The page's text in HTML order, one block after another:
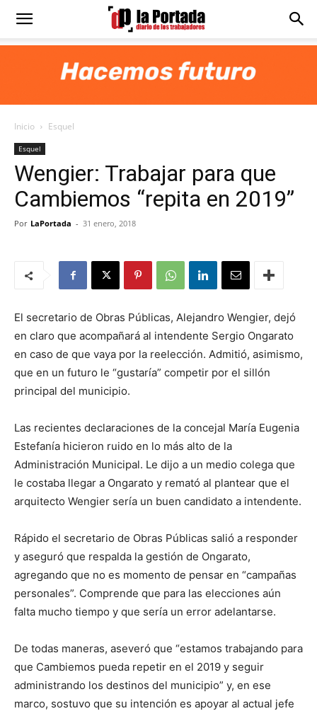
Diario
Portada
Inicio Esquel
Esquel
Wengier: Trabajar para que
Cambiemos “repita en 2019”
Por LaPortada - 31 enero, 2018
El secretario de Obras Públicas, Alejandro Wengier, dejó
en claro que acompañará al intendente Sergio Ongarato
en caso de que vaya por la reelección. Admitió, asimismo,
que en un futuro le “gustaría” competir por el sillón
principal del municipio.
Las recientes declaraciones de la concejal María Eugenia
Estefanía hicieron ruido en lo más alto de la
Administración Municipal. Le dijo a un medio colega que
le costaba llegar a Ongarato y remató al plantear que el
arquitecto Wengier sería un buen candidato a intendente.
Rápido el secretario de Obras Públicas salió a responder
y aseguró que respalda la gestión de Ongarato,
agregando que no es momento de pensar en “campañas
personales”. Comprende que para las elecciones aún
falta mucho tiempo y que sería un error adelantarse.
De todas maneras, aseveró que “estamos trabajando para
que Cambiemos pueda repetir en el 2019 y seguir
administrando los destinos del municipio” y, en ese
marco, sostuvo que su intención es apoyar al actual jefe